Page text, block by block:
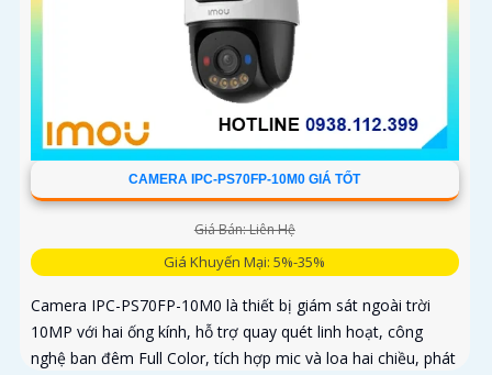
CAMERA IPC-PS70FP-10M0 GIÁ TỐT
Giá Bán: Liên Hệ
Giá Khuyến Mại: 5%-35%
Camera IPC-PS70FP-10M0 là thiết bị giám sát ngoài trời
10MP với hai ống kính, hỗ trợ quay quét linh hoạt, công
nghệ ban đêm Full Color, tích hợp mic và loa hai chiều, phát